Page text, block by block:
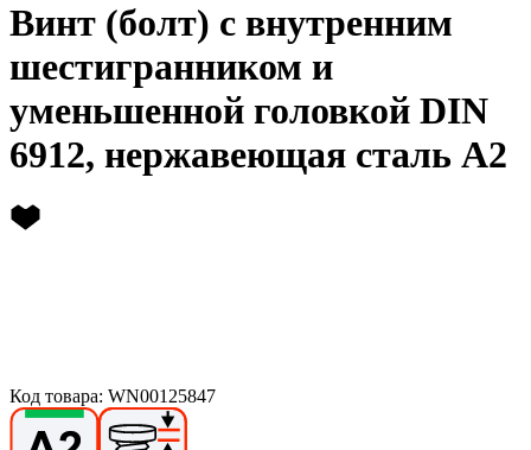
Винт (болт) с внутренним
шестигранником и
уменьшенной головкой DIN
6912, нержавеющая сталь А2
Код товара: WN00125847